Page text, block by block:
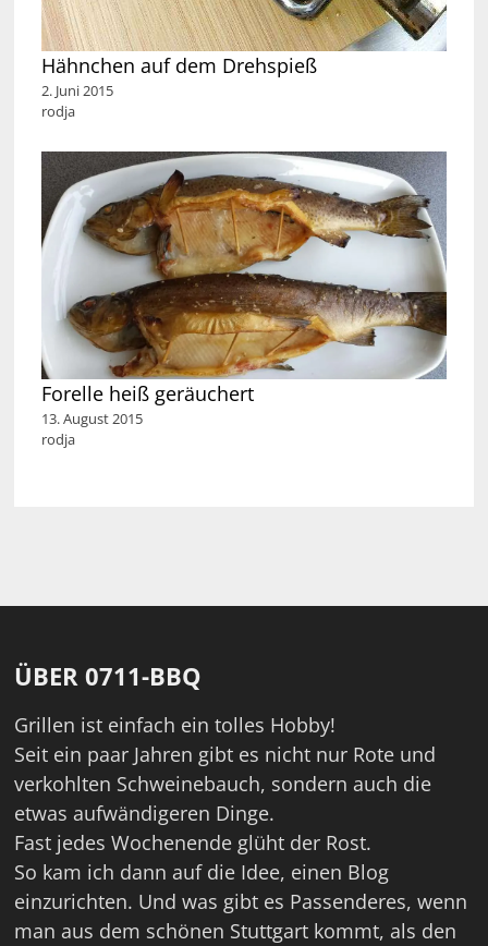
Hähnchen auf dem Drehspieß
2. Juni 2015
rodja
Forelle heiß geräuchert
13. August 2015
rodja
ÜBER 0711-BBQ
Grillen ist einfach ein tolles Hobby!
Seit ein paar Jahren gibt es nicht nur Rote und
verkohlten Schweinebauch, sondern auch die
etwas aufwändigeren Dinge.
Fast jedes Wochenende glüht der Rost.
So kam ich dann auf die Idee, einen Blog
einzurichten. Und was gibt es Passenderes, wenn
man aus dem schönen Stuttgart kommt, als den